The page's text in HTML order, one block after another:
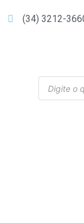
(34) 3212-